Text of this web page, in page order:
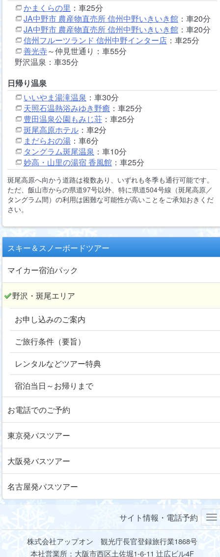
かまくらの里 ：車25分
JA中野市 農産物直売所 信州中野いきいき館 ：車20分
JA中野市 農産物直売所 信州中野いきいき館 ：車20分
信州フルーツランド 信州中野インター店 ：車25分
善光寺～仲見世通り：車55分
野沢温泉：車35分
日帰り温泉
いいやま湯滝温泉 ：車30分
天照石温熱浴みゆき野癒 ：車25分
豊田温泉公園もみじ荘 ：車25分
斑尾高原ホテル ：車2分
まだらおの湯 ：車6分
タングラム斑尾温泉 ：車10分
妙高・山里の湯宿 香風館 ：車25分
斑尾高原へ向かう道路は複数あり、いずれも冬季も通行可能です。
ただ、飯山市からの県道97号以外、特に県道504号線（斑尾高原／
タングラム間）の利用は困難な可能性が高いことをご承知おきくだ
さい。
スキー＆スノーボードツアー
マイカー宿泊パック
野沢・斑尾エリア
お申し込みのご案内
ご旅行条件（要旨）
レンタルなどツアー特典
宿泊当日～お帰りまで
お電話でのご予約
東京発バスツアー
大阪発バスツアー
名古屋発バスツアー
サイト情報・電話予約
株式会社アップオン 観光庁長官登録旅行業1868号
本社営業所：大阪市西区土佐堀1-6-11 辻広ビル4F